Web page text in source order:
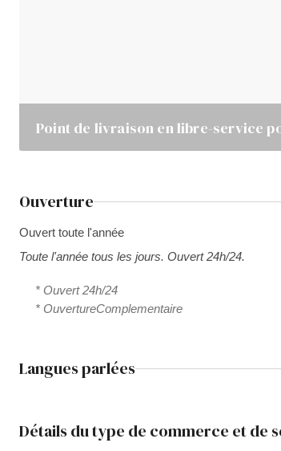
Point de livraison en libre-service
Ouverture
Ouvert toute l'année
Toute l'année tous les jours. Ouvert 24h/24.
* Ouvert 24h/24
* OuvertureComplementaire
Langues parlées
Détails du type de commerce et de